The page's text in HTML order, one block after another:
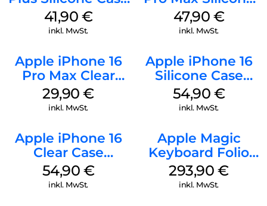
MagSafe Stone
Gray
41,90 €
inkl. MwSt.
Case MagSafe
Black
47,90 €
inkl. MwSt.
Apple iPhone 16
Pro Max Clear
Case MagSafe
Transparent
29,90€
inkl. MwSt.
Apple iPhone 16
Silicone Case
MagSafe Black
54,90 €
inkl. MwSt.
Apple iPhone 16
Clear Case
MagSafe
Transparent
54,90 €
inkl. MwSt.
Apple Magic
Keyboard Folio
iPad 10.9″ (10.Gen.)
Weiß
293,90€
inkl. MwSt.